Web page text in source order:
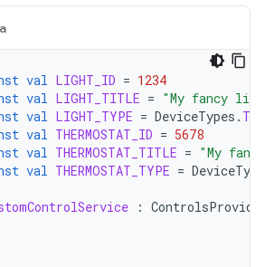
val LIGHT_ID = 1234
val LIGHT_TITLE = "My fancy
val LIGHT_TYPE = DeviceTypes .
val THERMOSTAT_ID = 5678
val THERMOSTAT_TITLE = "My
val THERMOSTAT_TYPE =
: